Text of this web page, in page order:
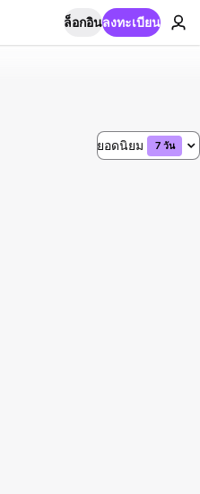
ล็อกอินลงทะเบียน
ยอดนิยม 7 วัน